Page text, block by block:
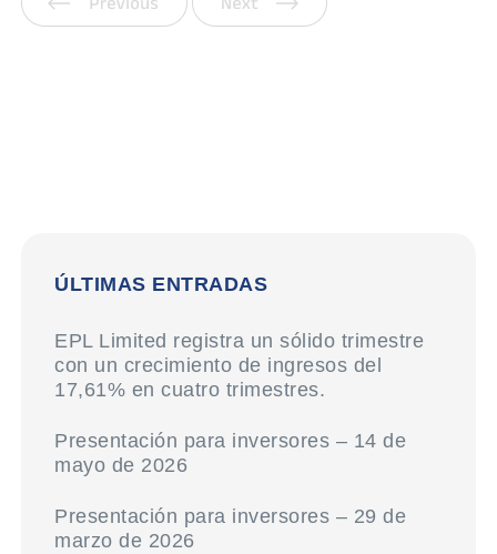
ÚLTIMAS ENTRADAS
EPL Limited registra un sólido trimestre
con un crecimiento de ingresos del
17,61% en cuatro trimestres.
Presentación para inversores – 14 de
mayo de 2026
Presentación para inversores – 29 de
marzo de 2026